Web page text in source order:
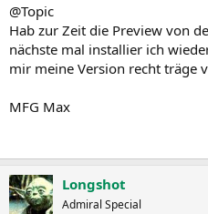
@Topic
Hab zur Zeit die Preview von
nächste mal installier ich
mir meine Version recht träge
MFG Max
Longshot
Admiral Special